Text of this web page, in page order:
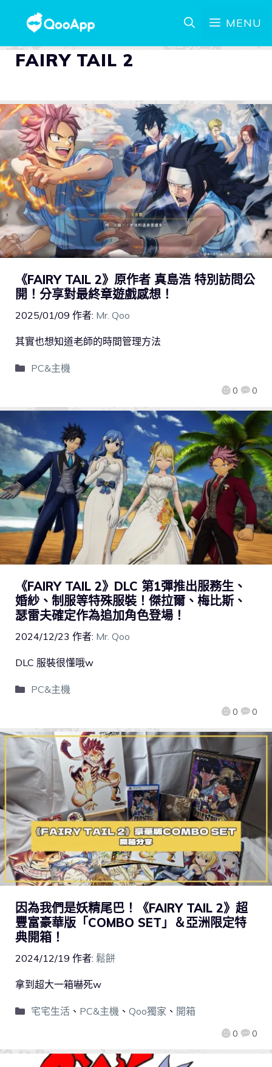
MENU
FAIRY TAIL 2
《FAIRY TAIL 2》原作者 真島浩 特別訪問公
開！分享對最終章遊戲感想！
2025/01/09 作者: Mr. Qoo
0 0
其實也想知道老師的時間管理方法
PC&主機
《FAIRY TAIL 2》DLC 第1彈推出服務生、
婚紗、制服等特殊服裝！傑拉爾、梅比斯、
瑟雷夫確定作為追加角色登場！
2024/12/23 作者: Mr. Qoo
0 0
DLC 服裝很懂哦w
PC&主機
因為我們是妖精尾巴！《FAIRY TAIL 2》超
豐富豪華版「COMBO SET」＆亞洲限定特
典開箱！
2024/12/19 作者: 鬆餅
0 0
拿到超大一箱嚇死w
宅宅生活、 PC&主機 、 Qoo獨家 、 開箱